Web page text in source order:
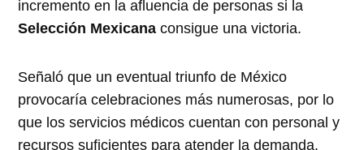
incremento en la afluencia de personas si la
Selección Mexicana consigue una victoria.
Señaló que un eventual triunfo de México
provocaría celebraciones más numerosas, por lo
que los servicios médicos cuentan con personal y
recursos suficientes para atender la demanda.